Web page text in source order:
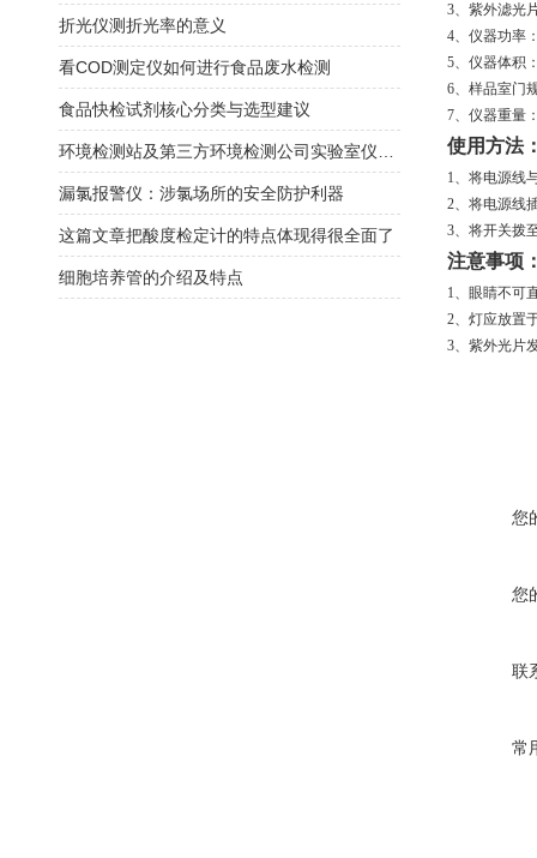
3、紫外滤光
4、仪器功率
5、仪器体积
6、样品室门
7、仪器重量
使用方法
1、将电源线
2、将电源线
3、将开关拨
注意事项
1、眼睛不可
2、灯应放置
3、紫外光片
您
您
联
常
折光仪测折光率的意义
看COD测定仪如何进行食品废水检测
食品快检试剂核心分类与选型建议
漏氯报警仪：涉氯场所的安全防护利器
这篇文章把酸度检定计的特点体现得很全面了
细胞培养管的介绍及特点